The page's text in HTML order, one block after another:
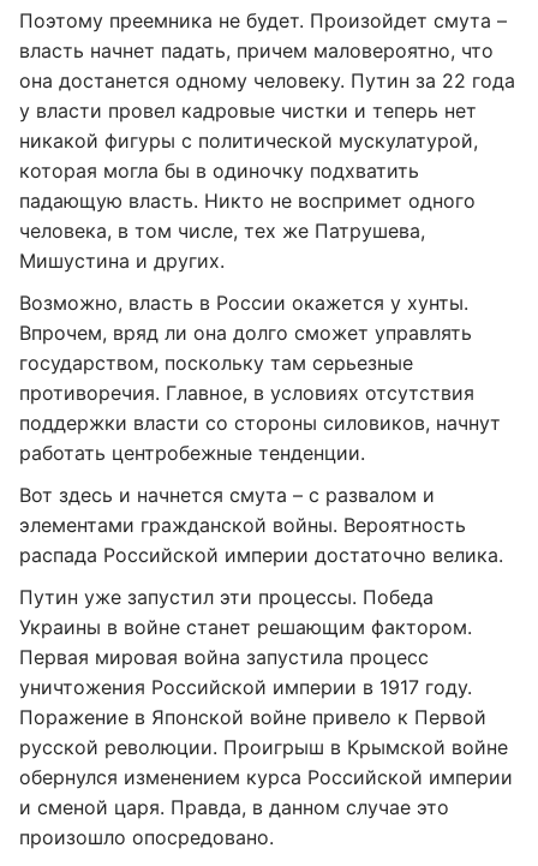
Поэтому преемника не будет. Произойдет смута –
власть начнет падать, причем маловероятно, что
она достанется одному человеку. Путин за 22 года
у власти провел кадровые чистки и теперь нет
никакой фигуры с политической мускулатурой,
которая могла бы в одиночку подхватить
падающую власть. Никто не воспримет одного
человека, в том числе, тех же Патрушева,
Мишустина и других.
Возможно, власть в России окажется у хунты.
Впрочем, вряд ли она долго сможет управлять
государством, поскольку там серьезные
противоречия. Главное, в условиях отсутствия
поддержки власти со стороны силовиков, начнут
работать центробежные тенденции.
Вот здесь и начнется смута – с развалом и
элементами гражданской войны. Вероятность
распада Российской империи достаточно велика.
Путин уже запустил эти процессы. Победа
Украины в войне станет решающим фактором.
Первая мировая война запустила процесс
уничтожения Российской империи в 1917 году.
Поражение в Японской войне привело к Первой
русской революции. Проигрыш в Крымской войне
обернулся изменением курса Российской империи
и сменой царя. Правда, в данном случае это
произошло опосредовано.